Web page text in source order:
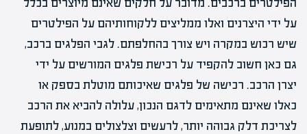
הפילטרים ברכבים. מדובר על חלקים שאינם מיוצרים בכלל
על ידי היצרנים ואלו ממליצים ללקוחותיהם על הפילטרים
שיש רכוש במקרה ויש צורך בהחלפתם. לגבי הפלגים ברכב,
גם כאן חשוב להקפיד על רכישת פלגים המורשים על ידי
יצרן הרכב. רכישה של פלגים שאיכותם מוטלת בספק או
כאלו שאינם מתאימים לדגם הנכון, עלולה להביא את הרכב
לצריכת דלק גבוהה יותר, לרעשים וצלצולים במנוע, לתופעת